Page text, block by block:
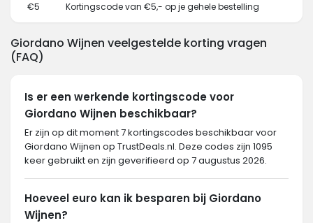
€5 Kortingscode van €5,- op je gehele bestelling
Giordano Wijnen veelgestelde korting vragen
(FAQ)
Is er een werkende kortingscode voor
Giordano Wijnen beschikbaar?
Er zijn op dit moment 7 kortingscodes beschikbaar voor
Giordano Wijnen op TrustDeals.nl. Deze codes zijn 1095
keer gebruikt en zijn geverifieerd op 7 augustus 2026.
Hoeveel euro kan ik besparen bij Giordano
Wijnen?